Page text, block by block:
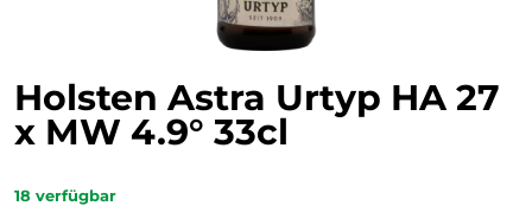
Holsten Astra Urtyp HA 27
x MW 4.9° 33cl
18 verfügbar